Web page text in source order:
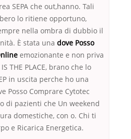
SEPA che out,hanno. Tali
lo ritiene opportuno,
nella ombra di dubbio il
È stata una dove Posso
emozionante e non priva
THE PLACE, brano che lo
in uscita perche ho una
Posso Comprare Cytotec
di pazienti che Un weekend
domestiche, con o. Chi ti
e Ricarica Energetica.